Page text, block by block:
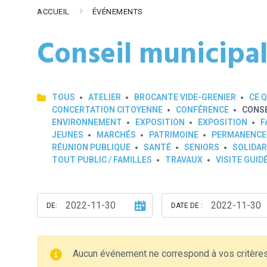
ACCUEIL ÉVÉNEMENTS
Conseil municipal
TOUS ATELIER BROCANTE VIDE-GRENIER CE
CONCERTATION CITOYENNE
CONFÉRENCE
ENVIRONNEMENT
EXPOSITION EXPOSITION
JEUNES
MARCHÉS PATRIMOINE
RÉUNION PUBLIQUE
SANTÉ SENIORS
TOUT PUBLIC / FAMILLES
TRAVAUX VISITE
DE: DATE DE :
Aucun événement ne correspond à vos